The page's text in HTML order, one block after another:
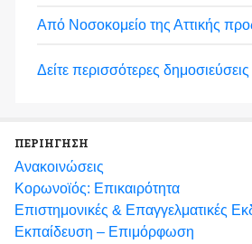
Από Νοσοκομείο της Αττικής
Δείτε περισσότερες δημοσιεύσεις
ΠΕΡΙΗΓΗΣΗ
Ανακοινώσεις
Κορωνοϊός: Επικαιρότητα
Eπιστημονικές & Επαγγελματικές
Εκπαίδευση – Επιμόρφωση